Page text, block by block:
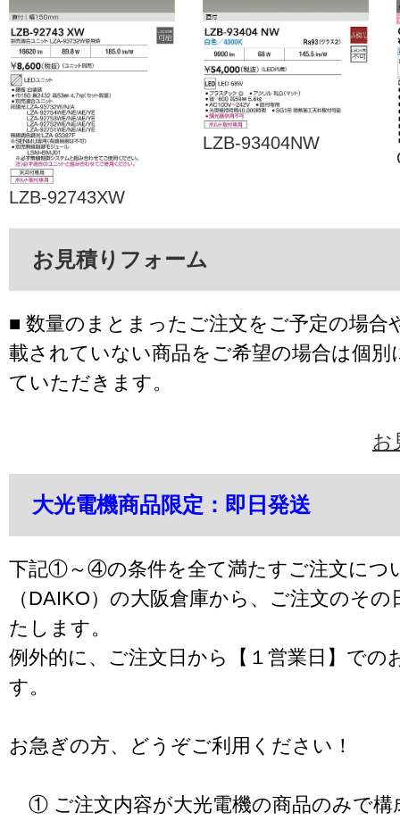
LZB-92743XW
LZB-93404NW
お見積りフォーム
■ 数量のまとまったご注文をご予定の場合
載されていない商品をご希望の場合は個別
ていただきます。
お
大光電機商品限定：即日発送
下記①～④の条件を全て満たすご注文につ
（DAIKO）の大阪倉庫から、ご注文のそ
たします。
例外的に、ご注文日から【１営業日】での
す。
お急ぎの方、どうぞご利用ください！
① ご注文内容が大光電機の商品のみで構